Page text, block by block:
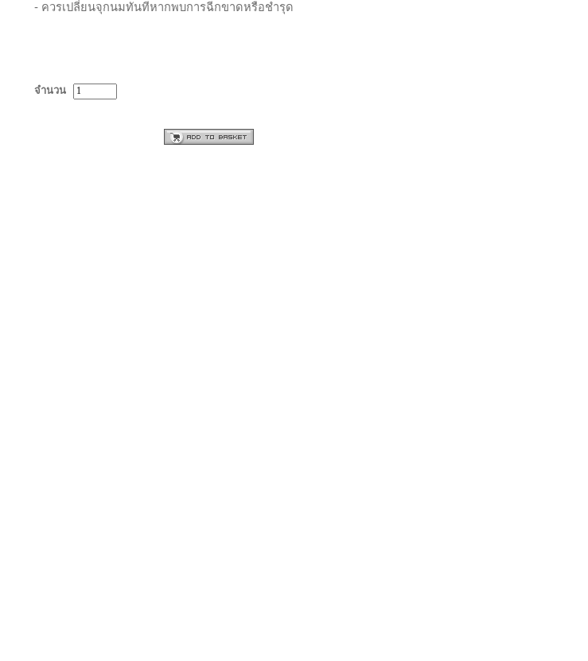
- ควรเปลี่ยนจุกนมทันทีหากพบการฉีกขาดหรือชำรุด
จำนวน